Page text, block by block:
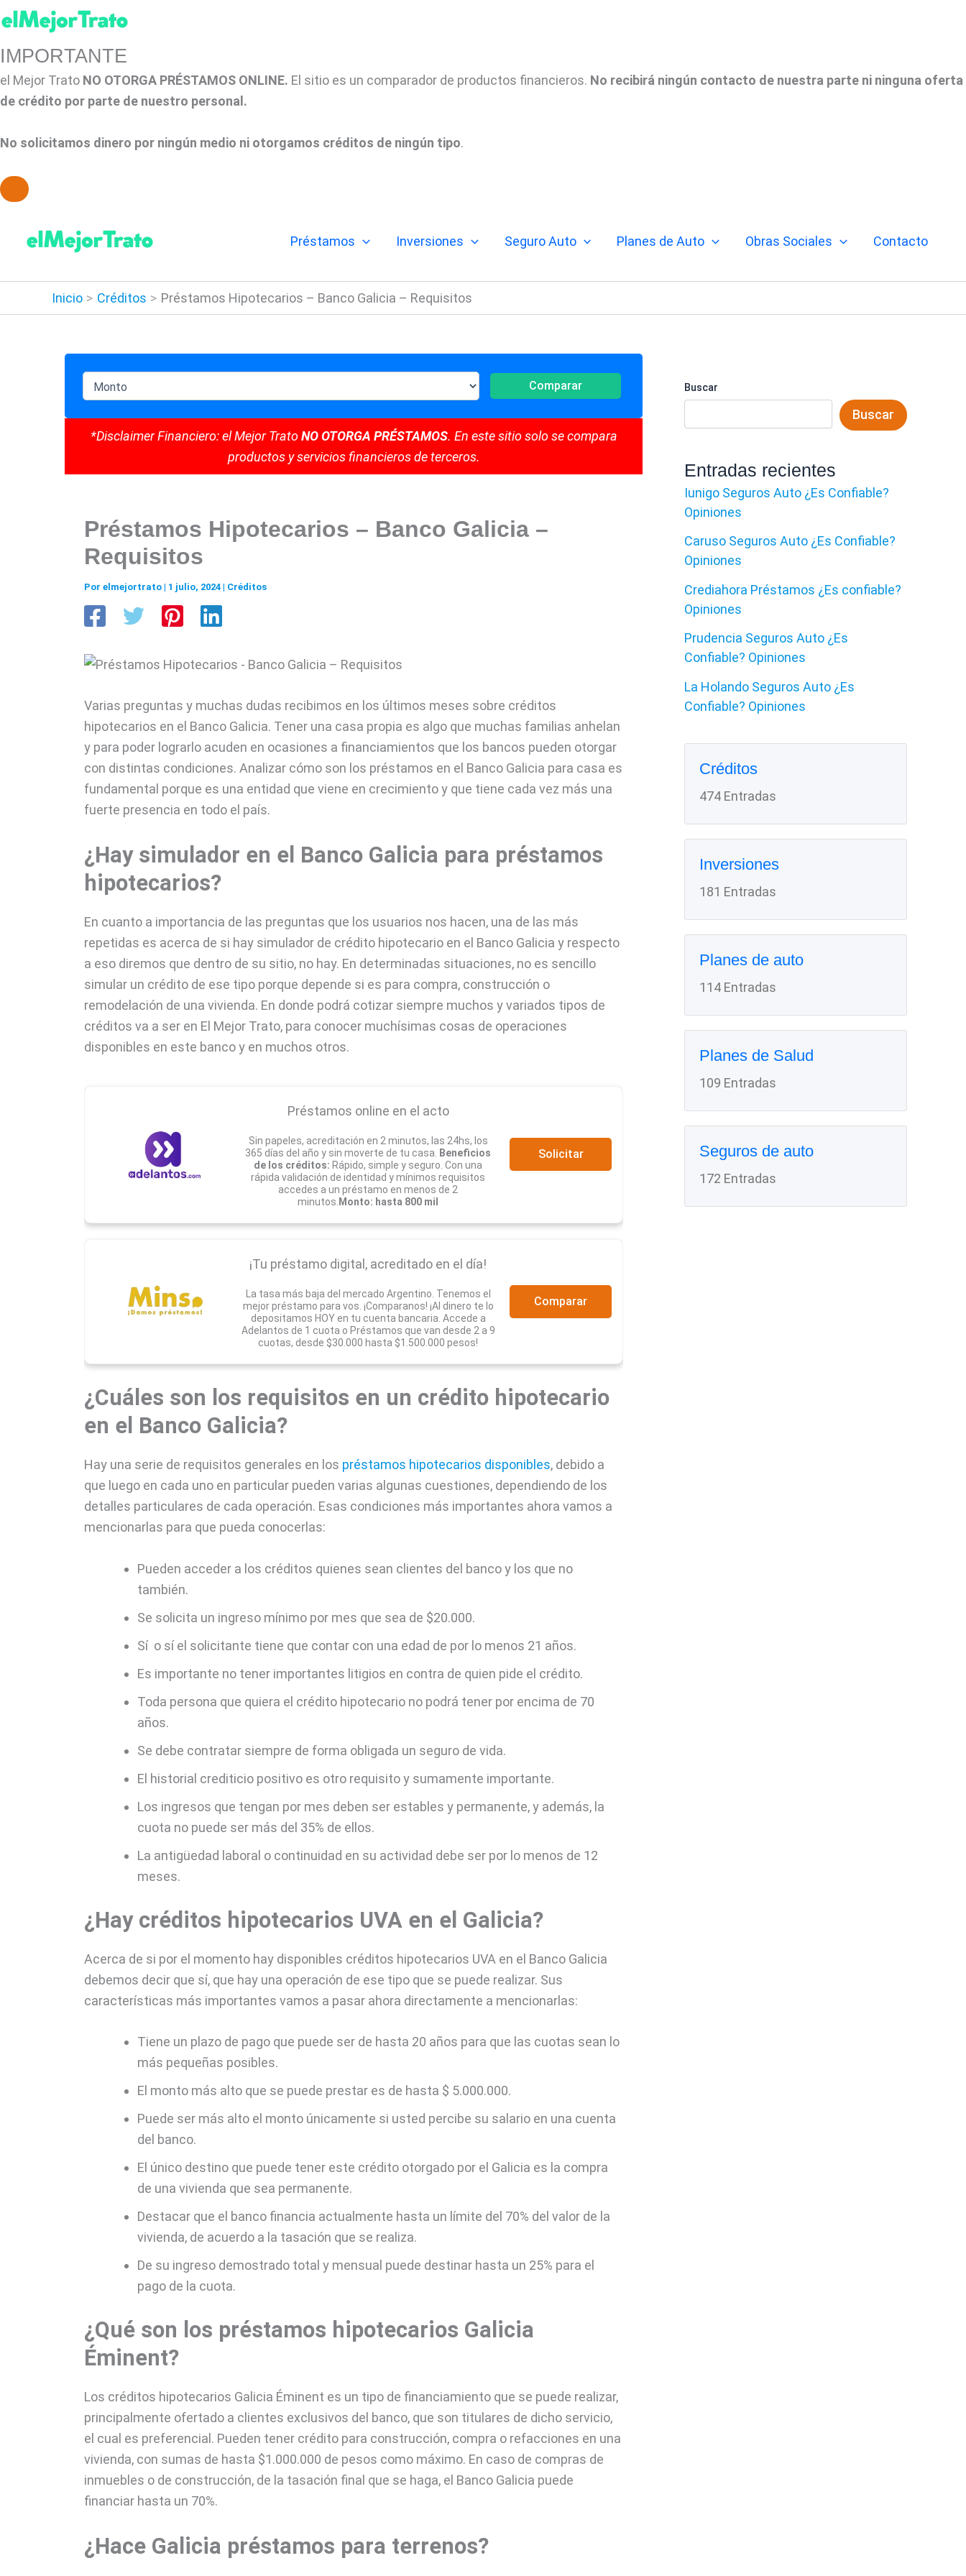
IMPORTANTE
el Mejor Trato NO OTORGA PRÉSTAMOS ONLINE. El sitio es un comparador de productos financieros. No recibirá ningún contacto de nuestra parte ni ninguna oferta
de crédito por parte de nuestro personal.
No solicitamos dinero por ningún medio ni otorgamos créditos de ningún tipo.
contenido
Préstamos Inversiones Seguro Auto Planes de Auto Obras Sociales Contacto
Inicio Créditos Préstamos Hipotecarios – Banco Galicia – Requisitos
Comparar
*Disclaimer Financiero: el Mejor TratoNO OTORGA PRÉSTAMOS. En este sitio solo se compara
productos y servicios financieros de terceros.
Préstamos Hipotecarios – Banco Galicia –
Requisitos
Por elmejortrato | 1 julio, 2024 | Créditos
Varias preguntas y muchas dudas recibimos en los últimos meses sobre créditos
hipotecarios en el Banco Galicia. Tener una casa propia es algo que muchas familias anhelan
y para poder lograrlo acuden en ocasiones a financiamientos que los bancos pueden otorgar
con distintas condiciones. Analizar cómo son los préstamos en el Banco Galicia para casa es
fundamental porque es una entidad que viene en crecimiento y que tiene cada vez más una
fuerte presencia en todo el país.
¿Hay simulador en el Banco Galicia para préstamos
hipotecarios?
En cuanto a importancia de las preguntas que los usuarios nos hacen, una de las más
repetidas es acerca de si hay simulador de crédito hipotecario en el Banco Galicia y respecto
a eso diremos que dentro de su sitio, no hay. En determinadas situaciones, no es sencillo
simular un crédito de ese tipo porque depende si es para compra, construcción o
remodelación de una vivienda. En donde podrá cotizar siempre muchos y variados tipos de
créditos va a ser en El Mejor Trato, para conocer muchísimas cosas de operaciones
disponibles en este banco y en muchos otros.
Préstamos online en el acto
Sin papeles, acreditación en 2 minutos, las 24hs, los
365 días del año y sin moverte de tu casa.
Beneficios
de los créditos: Rápido, simple y seguro. Con una
rápida validación de identidad y mínimos requisitos
accedes a un préstamo en menos de 2
minutos. Monto: hasta 800 mil
Solicitar
¡Tu préstamo digital, acreditado en el día!
La tasa más baja del mercado Argentino. Tenemos el
mejor préstamo para vos. ¡Comparanos! ¡Al dinero te lo
depositamos HOY en tu cuenta bancaria. Accede a
Adelantos de 1 cuota o Préstamos que van desde 2 a 9
cuotas, desde $30.000 hasta $1.500.000 pesos!
Comparar
¿Cuáles son los requisitos en un crédito hipotecario
en el Banco Galicia?
Hay una serie de requisitos generales en los préstamos hipotecarios disponibles, debido a
que luego en cada uno en particular pueden varias algunas cuestiones, dependiendo de los
detalles particulares de cada operación. Esas condiciones más importantes ahora vamos a
mencionarlas para que pueda conocerlas:
Pueden acceder a los créditos quienes sean clientes del banco y los que no
también.
Se solicita un ingreso mínimo por mes que sea de $20.000.
Sí o sí el solicitante tiene que contar con una edad de por lo menos 21 años.
Es importante no tener importantes litigios en contra de quien pide el crédito.
Toda persona que quiera el crédito hipotecario no podrá tener por encima de 70
años.
Se debe contratar siempre de forma obligada un seguro de vida.
El historial crediticio positivo es otro requisito y sumamente importante.
Los ingresos que tengan por mes deben ser estables y permanente, y además, la
cuota no puede ser más del 35% de ellos.
La antigüedad laboral o continuidad en su actividad debe ser por lo menos de 12
meses.
¿Hay créditos hipotecarios UVA en el Galicia?
Acerca de si por el momento hay disponibles créditos hipotecarios UVA en el Banco Galicia
debemos decir que sí, que hay una operación de ese tipo que se puede realizar. Sus
características más importantes vamos a pasar ahora directamente a mencionarlas:
Tiene un plazo de pago que puede ser de hasta 20 años para que las cuotas sean lo
más pequeñas posibles.
El monto más alto que se puede prestar es de hasta $ 5.000.000.
Puede ser más alto el monto únicamente si usted percibe su salario en una cuenta
del banco.
El único destino que puede tener este crédito otorgado por el Galicia es la compra
de una vivienda que sea permanente.
Destacar que el banco financia actualmente hasta un límite del 70% del valor de la
vivienda, de acuerdo a la tasación que se realiza.
De su ingreso demostrado total y mensual puede destinar hasta un 25% para el
pago de la cuota.
¿Qué son los préstamos hipotecarios Galicia
Éminent?
Los créditos hipotecarios Galicia Éminent es un tipo de financiamiento que se puede realizar,
principalmente ofertado a clientes exclusivos del banco, que son titulares de dicho servicio,
el cual es preferencial. Pueden tener crédito para construcción, compra o refacciones en una
vivienda, con sumas de hasta $1.000.000 de pesos como máximo. En caso de compras de
inmuebles o de construcción, de la tasación final que se haga, el Banco Galicia puede
financiar hasta un 70%.
¿Hace Galicia préstamos para terrenos?
Buscar
Buscar
Entradas recientes
Iunigo Seguros Auto ¿Es Confiable?
Opiniones
Caruso Seguros Auto ¿Es Confiable?
Opiniones
Crediahora Préstamos ¿Es confiable?
Opiniones
Prudencia Seguros Auto ¿Es
Confiable? Opiniones
La Holando Seguros Auto ¿Es
Confiable? Opiniones
Créditos
474 Entradas
Inversiones
181 Entradas
Planes de auto
114 Entradas
Planes de Salud
109 Entradas
Seguros de auto
172 Entradas